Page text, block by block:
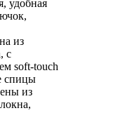
удобная
из
с
soft-touch
спицы
из